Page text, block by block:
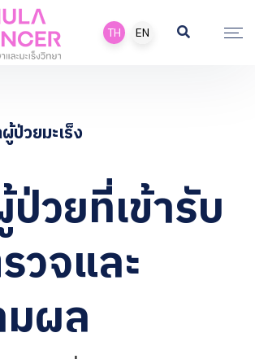
TH EN
ป่วยมะเร็ง
วยที่เข้ารับ
วจและ
ผล